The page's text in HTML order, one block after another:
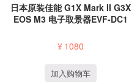
日本原装佳能 G1X Mark II G3X
EOS M3 电子取景器EVF-DC1
¥ 1080
加入购物车